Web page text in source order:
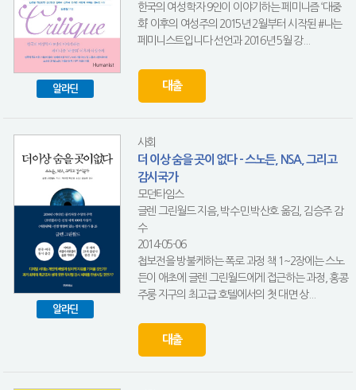
알라딘
한국의 여성학자 9인이 이야기하는 페미니즘 ‘대중
화’ 이후의 여성주의 2015년 2월부터 시작된 #나는
페미니스트입니다 선언과 2016년 5월 강...
대출
알라딘
사회
더 이상 숨을 곳이 없다 - 스노든, NSA, 그리고
감시국가
모던타임스
글렌 그린월드 지음, 박수민.박산호 옮김, 김승주 감
수
2014-05-06
첩보전을 방불케하는 폭로 과정 책 1~2장에는 스노
든이 애초에 글렌 그린월드에게 접근하는 과정, 홍콩
주룽 지구의 최고급 호텔에서의 첫 대면 상...
대출